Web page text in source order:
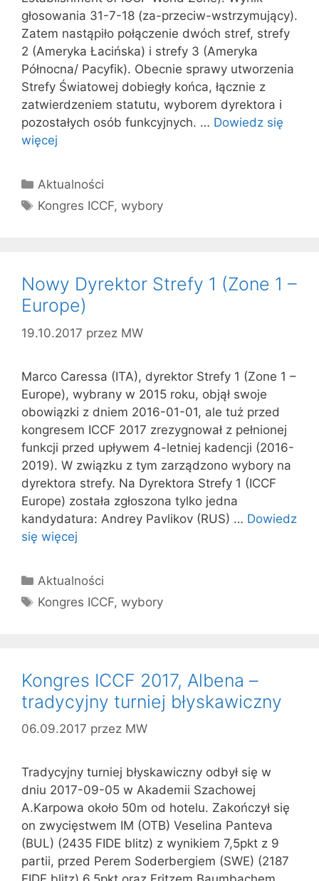
głosowania 31-7-18 (za-przeciw-wstrzymujący).
Zatem nastąpiło połączenie dwóch stref, strefy
2 (Ameryka Łacińska) i strefy 3 (Ameryka
Północna/ Pacyfik). Obecnie sprawy utworzenia
Strefy Światowej dobiegły końca, łącznie z
zatwierdzeniem statutu, wyborem dyrektora i
pozostałych osób funkcyjnych. … Dowiedz się
więcej
Kategorie
Aktualności
Tagi
Kongres ICCF,wybory
Nowy Dyrektor Strefy 1 (Zone 1 –
Europe)
19.10.2017 przez MW
Marco Caressa (ITA), dyrektor Strefy 1 (Zone 1 –
Europe), wybrany w 2015 roku, objął swoje
obowiązki z dniem 2016-01-01, ale tuż przed
kongresem ICCF 2017 zrezygnował z pełnionej
funkcji przed upływem 4-letniej kadencji (2016-
2019). W związku z tym zarządzono wybory na
dyrektora strefy. Na Dyrektora Strefy 1 (ICCF
Europe) została zgłoszona tylko jedna
kandydatura: Andrey Pavlikov (RUS) … Dowiedz
się więcej
Kategorie
Aktualności
Tagi
Kongres ICCF,wybory
Kongres ICCF 2017, Albena –
tradycyjny turniej błyskawiczny
06.09.2017 przez MW
Tradycyjny turniej błyskawiczny odbył się w
dniu 2017-09-05 w Akademii Szachowej
A.Karpowa około 50m od hotelu. Zakończył się
on zwycięstwem IM (OTB) Veselina Panteva
(BUL) (2435 FIDE blitz) z wynikiem 7,5pkt z 9
partii, przed Perem Soderbergiem (SWE) (2187